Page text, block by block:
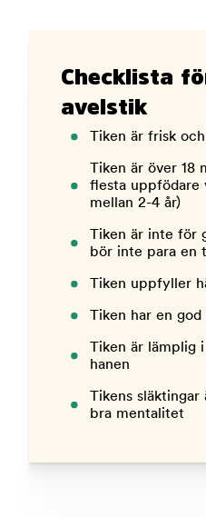
Checklista
avelstik
Tiken är frisk
Tiken är över 18
flesta uppfödare
mellan 2-4 år)
Tiken är inte för
bör inte para en
Tiken uppfyller
Tiken har en
Tiken är lämplig
hanen
Tikens
bra mentalitet